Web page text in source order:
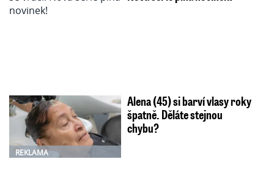
REKLAMA
Alena (45) si barví vlasy roky
špatně. Děláte stejnou
chybu?